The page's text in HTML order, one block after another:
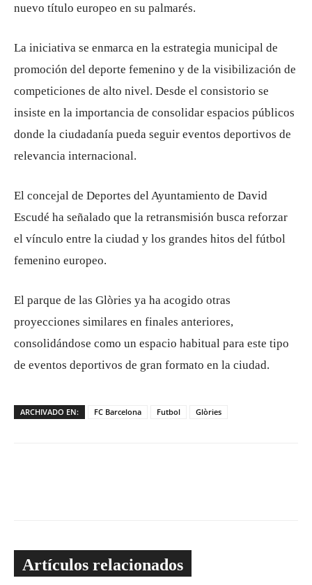
nuevo título europeo en su palmarés.
La iniciativa se enmarca en la estrategia municipal de
promoción del deporte femenino y de la visibilización de
competiciones de alto nivel. Desde el consistorio se
insiste en la importancia de consolidar espacios públicos
donde la ciudadanía pueda seguir eventos deportivos de
relevancia internacional.
El concejal de Deportes del Ayuntamiento de David
Escudé ha señalado que la retransmisión busca reforzar
el vínculo entre la ciudad y los grandes hitos del fútbol
femenino europeo.
El parque de las Glòries ya ha acogido otras
proyecciones similares en finales anteriores,
consolidándose como un espacio habitual para este tipo
de eventos deportivos de gran formato en la ciudad.
ARCHIVADO EN: FC Barcelona Futbol Glòries
Artículos relacionados